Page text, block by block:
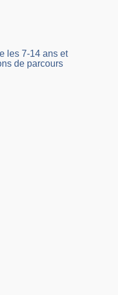
les 7-14 ans et
de parcours